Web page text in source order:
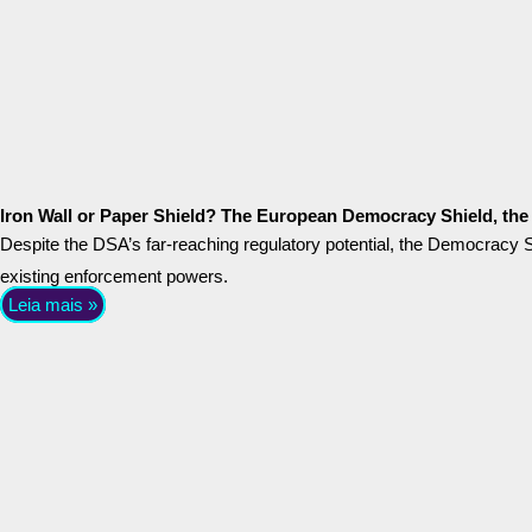
Iron Wall or Paper Shield? The European Democracy Shield,
Despite the DSA’s far-reaching regulatory potential, the
existing enforcement powers.
Leia mais »